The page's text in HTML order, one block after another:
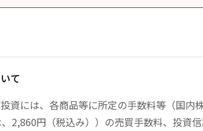
て
資には、各商品等に所定の手数料等（国
2,860円（税込み））の売買手数料、投資